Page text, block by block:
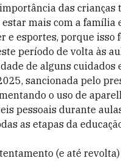
das crianças
mais com a família
e esportes, porque isso
período de volta às
de alguns cuidados
sancionada pelo
o uso de
pessoais durante
as etapas da
(e até